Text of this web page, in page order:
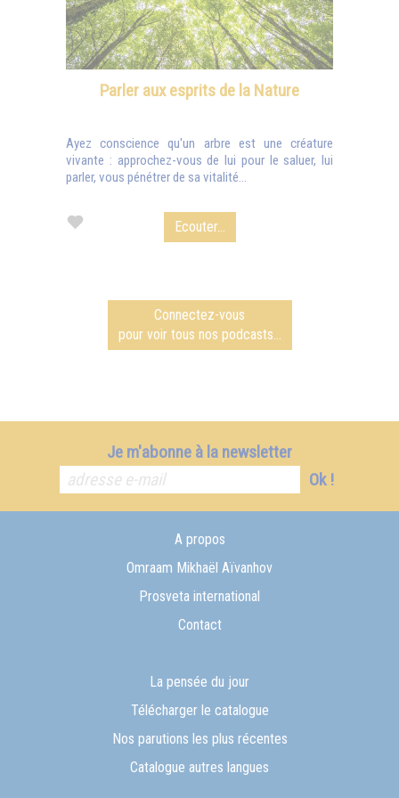
Parler aux esprits de la Nature
Ayez conscience qu'un arbre est une créature
vivante : approchez-vous de lui pour le saluer, lui
parler, vous pénétrer de sa vitalité...
Ecouter...
Connectez-vous
pour voir tous nos podcasts...
Je m'abonne à la newsletter
Ok !
A propos
Omraam Mikhaël Aïvanhov
Prosveta international
Contact
La pensée du jour
Télécharger le catalogue
Nos parutions les plus récentes
Catalogue autres langues